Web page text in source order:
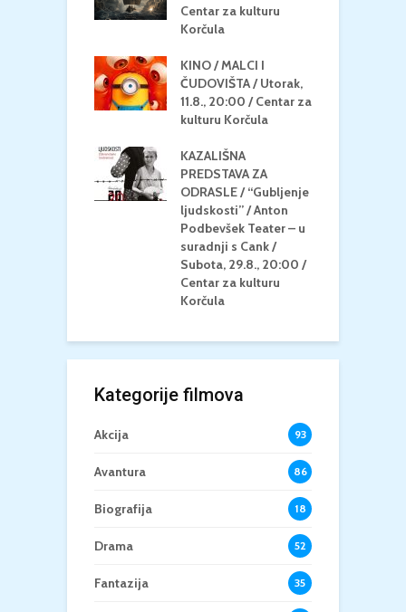
Centar za kulturu
Korčula
KINO / MALCI I
ČUDOVIŠTA / Utorak,
11.8., 20:00 / Centar za
kulturu Korčula
KAZALIŠNA
PREDSTAVA ZA
ODRASLE / “Gubljenje
ljudskosti” / Anton
Podbevšek Teater – u
suradnji s Cank /
Subota, 29.8., 20:00 /
Centar za kulturu
Korčula
Kategorije filmova
Akcija 93
Avantura 86
Biografija 18
Drama 52
Fantazija 35